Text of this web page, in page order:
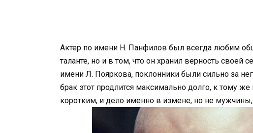
Актер по имени Н. Панфилов был всегда любим
таланте, но и в том, что он хранил верность
имени Л. Пояркова, поклонники были сильно за
брак этот продлится максимально долго, к тому
коротким, и дело именно в измене, но не мужчины,